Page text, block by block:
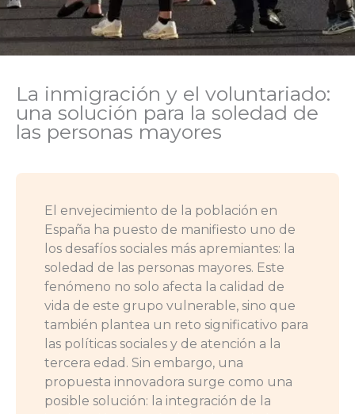
La inmigración y el voluntariado:
una solución para la soledad de
las personas mayores
El envejecimiento de la población en
España ha puesto de manifiesto uno de
los desafíos sociales más apremiantes: la
soledad de las personas mayores. Este
fenómeno no solo afecta la calidad de
vida de este grupo vulnerable, sino que
también plantea un reto significativo para
las políticas sociales y de atención a la
tercera edad. Sin embargo, una
propuesta innovadora surge como una
posible solución: la integración de la